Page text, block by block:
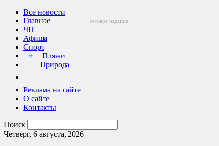
Все новости
Главное
ЧП
Афиша
Спорт
Пляжи
Природа
Реклама на сайте
О сайте
Контакты
Поиск
Четверг, 6 августа, 2026
сетевое издание